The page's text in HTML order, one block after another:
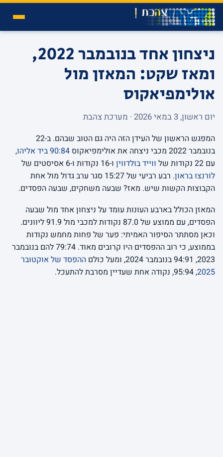
ניצחון אחד בנובמבר 2022,
ומאז שקט: המאזן מול
אולימפיאקוס
יום ראשון, 3 במאי 2026 · מערכת צהבת
המפגש הראשון של העידן הזה היה גם הטוב שבהם. ב-22
בנובמבר 2022 מכבי ניצחה את אולימפיאקוס
90:84 ביד אליהו
,
עם 22 נקודות של
ווייד בולדווין ו-16 נקודות ו-6 אסיסטים של
לורנצו בראון
. רבע רביעי של 15:27 סגר ערב גדול מול אחת
הקבוצות הקשות שיש. מאז? שבעה משחקים, שבעה הפסדים.
המאזן הכולל בארבע העונות עומד על ניצחון אחד מול שבעה
הפסדים, עם ממוצע של 87.0 נקודות למכבי מול 91.9 ליוונים.
וכאן מסתתר הסיפור האמיתי: פער של פחות מחמש נקודות
בממוצע, כי רוב ההפסדים היו קרובים מאוד. 79:74 להם בנובמבר
2023, 94:91 בנובמבר 2024, ומעל כולם
ההפסד של אוקטובר
2025, 95:94, נקודה אחת שעדיין מסרבת להתעכל.